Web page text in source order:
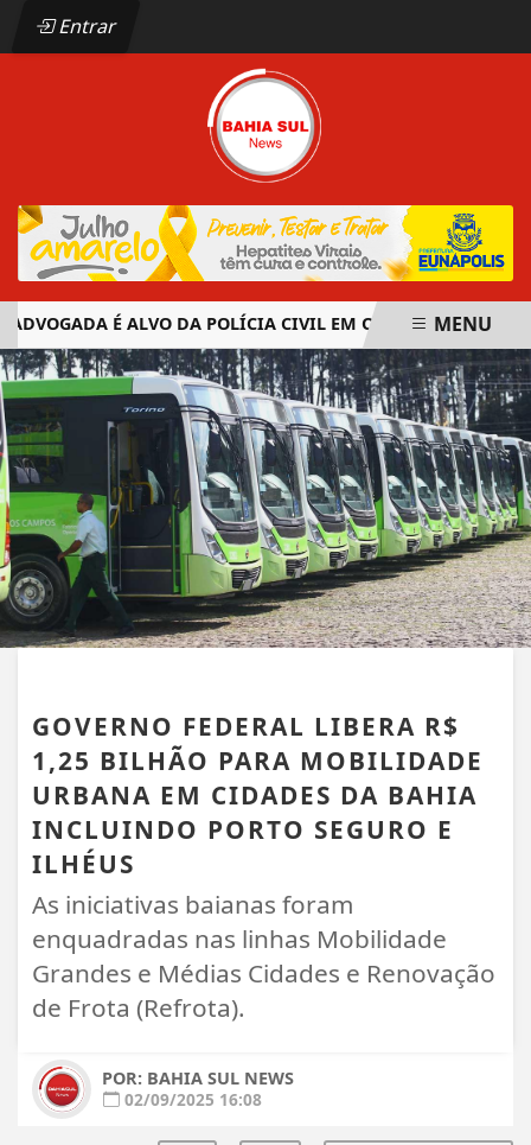
Entrar
É ALVO DA POLÍCIA CIVIL EM OPERAÇÃO CONTRA
EM ALTA
MENU
GOVERNO FEDERAL LIBERA R$
1,25 BILHÃO PARA MOBILIDADE
URBANA EM CIDADES DA BAHIA
INCLUINDO PORTO SEGURO E
ILHÉUS
As iniciativas baianas foram
enquadradas nas linhas Mobilidade
Grandes e Médias Cidades e Renovação
de Frota (Refrota).
POR: BAHIA SUL NEWS
02/09/2025 16:08